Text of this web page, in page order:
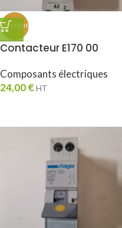
Contacteur E170 00
Composants électriques
24,00€HT